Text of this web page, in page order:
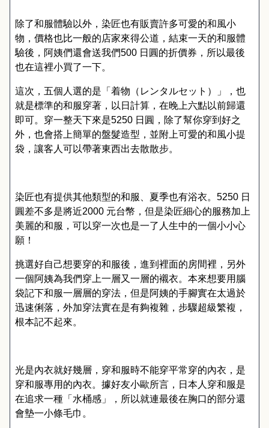
除了和服體驗以外，染匠也有販賣許多可愛的和風小
物，價格也比一般的店家來得公道，結束一天的和服體
驗後，阿姨們還會送我們500 日圓的折價券，所以最後
也在這裡小買了一下。
這次，五個人選的是「着物（レンタルセット）」，也
就是標準的和服穿著，以日計算，在晚上六點以前歸還
即可。穿一整天下來是5250 日圓，除了幫你穿到好之
外，也會搭上簡單的盤髮造型，並附上可愛的和風小提
袋，讓客人可以帶著東西出去散散步。
染匠也有提供其他類型的和服、夏季也有浴衣。 5250 日
圓差不多是將近2000 元台幣，但是染匠細心的服務加上
美麗的和服，可以穿一次也是一了人生中的一個小小心
願！
挑選好自己想要穿的和服後，進到裡面的房間裡，另外
一個阿姨為我們穿上一層又一層的襯衣。本來想要用腦
袋記下和服一層層的穿法，但是阿姨的手腳實在太過於
迅速俐落，外加穿法實在是有夠複雜，步驟超級繁複，
根本記不起來。
光是內衣就好幾層，穿和服時不能穿平常穿的內衣，是
穿和服專用的內衣。據好友小歐所言，日本人穿和服是
在追求一種「水桶感」，所以就連最後在胸口的部分還
會墊一小條毛巾。